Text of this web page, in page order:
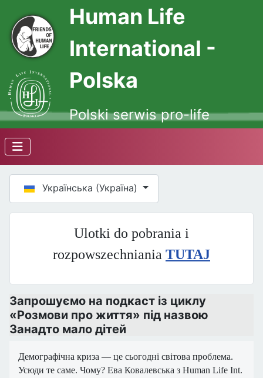
Human Life
International -
Polska
Polski serwis pro-life
Оберіть свою мову
Українська (Україна)
Ulotki do pobrania i
rozpowszechniania TUTAJ
Запрошуємо на подкаст із циклу
«Розмови про життя» під назвою
Занадто мало дітей
Демографічна криза — це сьогодні світова проблема.
Усюди те саме. Чому? Ева Ковалевська з Human Life Int.